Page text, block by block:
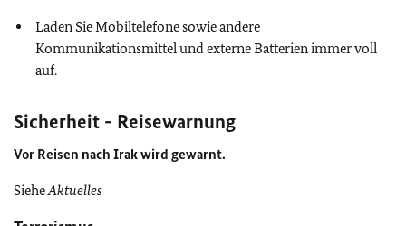
Laden Sie Mobiltelefone sowie andere
Kommunikationsmittel und externe Batterien immer voll
auf.
Sicherheit - Reisewarnung
Vor Reisen nach Irak wird gewarnt.
SieheAktuelles